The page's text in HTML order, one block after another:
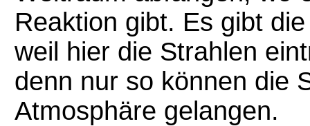
Reaktion gibt. Es gibt
weil hier die Strahlen
denn nur so können die
Atmosphäre gelangen.